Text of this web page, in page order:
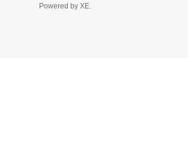
Powered by XE